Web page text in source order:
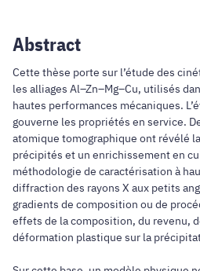
Abstract
Cette thèse porte sur l’étude des
les alliages Al–Zn–Mg–Cu, utilisés
hautes performances mécaniques.
gouverne les propriétés en service.
atomique tomographique ont révélé
précipités et un enrichissement en
méthodologie de caractérisation à
diffraction des rayons X aux petits
gradients de composition ou de
effets de la composition, du revenu,
déformation plastique sur la